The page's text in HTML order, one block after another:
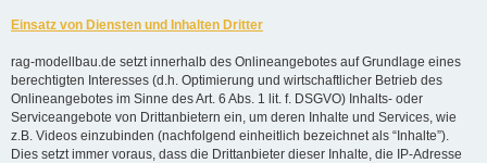
Einsatz von Diensten und Inhalten Dritter
rag-modellbau.de setzt innerhalb des Onlineangebotes auf Grundlage eines
berechtigten Interesses (d.h. Optimierung und wirtschaftlicher Betrieb des
Onlineangebotes im Sinne des Art. 6 Abs. 1 lit. f. DSGVO) Inhalts- oder
Serviceangebote von Drittanbietern ein, um deren Inhalte und Services, wie
z.B. Videos einzubinden (nachfolgend einheitlich bezeichnet als “Inhalte”).
Dies setzt immer voraus, dass die Drittanbieter dieser Inhalte, die IP-Adresse